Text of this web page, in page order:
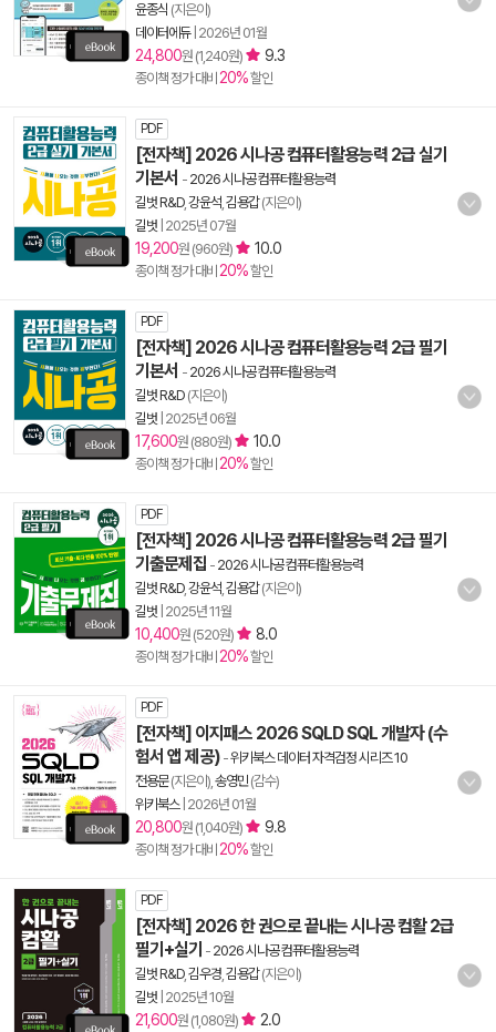
윤종식 (지은이)
데이터에듀| 2026년 01월
24,800원 (1,240원) 9.3
종이책 정가 대비 20%할인
PDF
[전자책] 2026 시나공 컴퓨터활용능력 2급 실기
기본서 - 2026 시나공 컴퓨터활용능력
길벗 R&D, 강윤석 김용갑(지은이)
길벗 2025년 07월
19,200원 (960원) 10.0
종이책 정가 대비 20%할인
PDF
[전자책] 2026 시나공 컴퓨터활용능력 2급 필기
기본서 - 2026 시나공 컴퓨터활용능력
길벗 R&D (지은이)
길벗 2025년 06월
17,600원 (880원) 10.0
종이책 정가 대비 20%할인
PDF
[전자책] 2026 시나공 컴퓨터활용능력 2급 필기
기출문제집 - 2026 시나공 컴퓨터활용능력
길벗 R&D, 강윤석 김용갑(지은이)
길벗 2025년 11월
10,400원 (520원) 8.0
종이책 정가 대비 20%할인
PDF
[전자책] 이지패스 2026 SQLD SQL 개발자 (수
험서 앱 제공) -위키북스 데이터 자격검정 시리즈 10
전용문(지은이), 송영민(감수)
위키북스| 2026년 01월
20,800원 (1,040원) 9.8
종이책 정가 대비 20%할인
PDF
[전자책] 2026 한 권으로 끝내는 시나공 컴활 2급
필기+실기 - 2026 시나공 컴퓨터활용능력
길벗 R&D, 김우경 김용갑(지은이)
길벗 2025년 10월
21,600원 (1,080원) 2.0